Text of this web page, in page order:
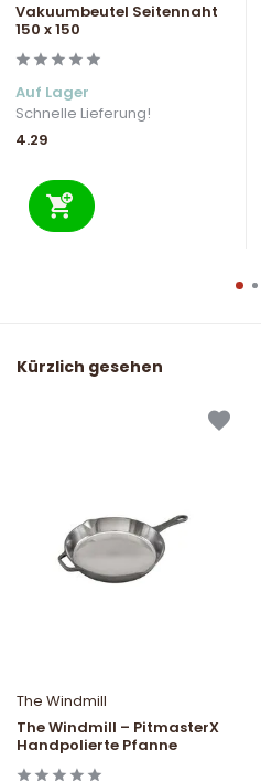
Vakuumbeutel Seitennaht
150 x 150
Auf Lager
Schnelle Lieferung!
4.29
Kürzlich gesehen
The Windmill
The Windmill – PitmasterX
Handpolierte Pfanne